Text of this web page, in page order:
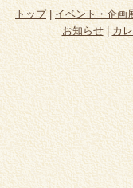
トップ|イベント・企画
お知らせ|カ